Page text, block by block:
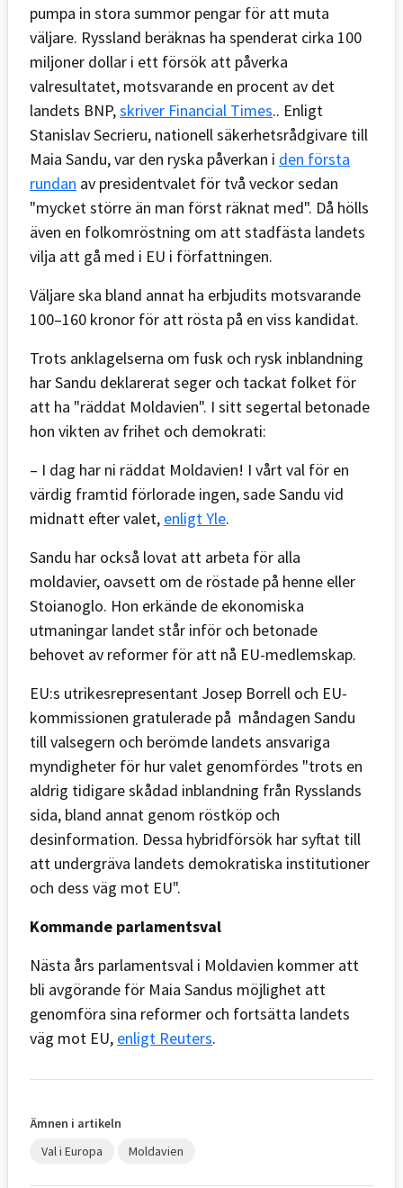
pumpa in stora summor pengar för att muta
väljare. Ryssland beräknas ha spenderat cirka 100
miljoner dollar i ett försök att påverka
valresultatet, motsvarande en procent av det
landets BNP,skriver Financial Times.. Enligt
Stanislav Secrieru, nationell säkerhetsrådgivare till
Maia Sandu, var den ryska påverkan i den första
rundan av presidentvalet för två veckor sedan
"mycket större än man först räknat med". Då hölls
även en folkomröstning om att stadfästa landets
vilja att gå med i EU i författningen.
Väljare ska bland annat ha erbjudits motsvarande
100–160 kronor för att rösta på en viss kandidat.
Trots anklagelserna om fusk och rysk inblandning
har Sandu deklarerat seger och tackat folket för
att ha "räddat Moldavien". I sitt segertal betonade
hon vikten av frihet och demokrati:
– I dag har ni räddat Moldavien! I vårt val för en
värdig framtid förlorade ingen, sade Sandu vid
midnatt efter valet, enligt Yle.
Sandu har också lovat att arbeta för alla
moldavier, oavsett om de röstade på henne eller
Stoianoglo. Hon erkände de ekonomiska
utmaningar landet står inför och betonade
behovet av reformer för att nå EU-medlemskap.
EU:s utrikesrepresentant Josep Borrell och EU-
kommissionen gratulerade på måndagen Sandu
till valsegern och berömde landets ansvariga
myndigheter för hur valet genomfördes "trots en
aldrig tidigare skådad inblandning från Rysslands
sida, bland annat genom röstköp och
desinformation. Dessa hybridförsök har syftat till
att undergräva landets demokratiska institutioner
och dess väg mot EU".
Kommande parlamentsval
Nästa års parlamentsval i Moldavien kommer att
bli avgörande för Maia Sandus möjlighet att
genomföra sina reformer och fortsätta landets
väg mot EU, enligt Reuters.
Ämnen i artikeln
Val i Europa
Moldavien